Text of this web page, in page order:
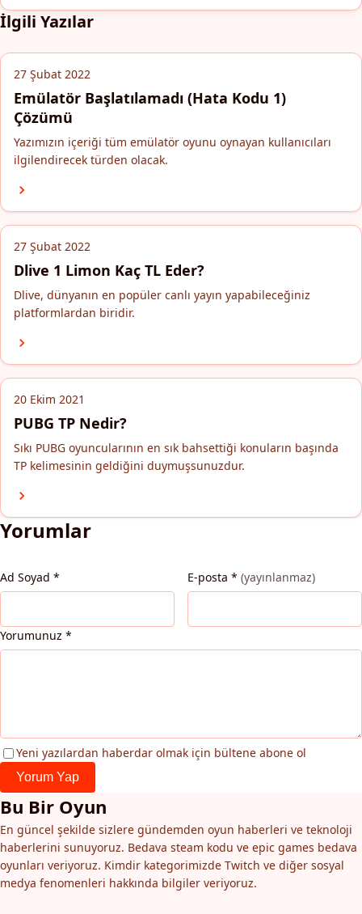
İlgili Yazılar
27 Şubat 2022
Emülatör Başlatılamadı (Hata Kodu 1)
Çözümü
Yazımızın içeriği tüm emülatör oyunu oynayan kullanıcıları
ilgilendirecek türden olacak.
27 Şubat 2022
Dlive 1 Limon Kaç TL Eder?
Dlive, dünyanın en popüler canlı yayın yapabileceğiniz
platformlardan biridir.
20 Ekim 2021
PUBG TP Nedir?
Sıkı PUBG oyuncularının en sık bahsettiği konuların başında
TP kelimesinin geldiğini duymuşsunuzdur.
Yorumlar
Ad Soyad * E-posta * (yayınlanmaz)
Yorumunuz *
Yeni yazılardan haberdar olmak için bültene abone ol
Yorum Yap
Bu Bir Oyun
En güncel şekilde sizlere gündemden oyun haberleri ve teknoloji
haberlerini sunuyoruz. Bedava steam kodu ve epic games bedava
oyunları veriyoruz. Kimdir kategorimizde Twitch ve diğer sosyal
medya fenomenleri hakkında bilgiler veriyoruz.